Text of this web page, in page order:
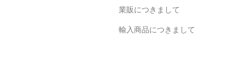
業販につきまして
輸入商品につきまして